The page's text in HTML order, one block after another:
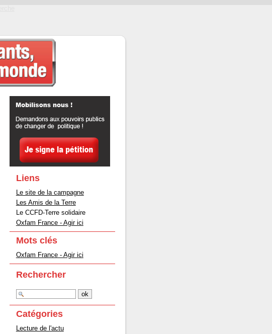
Liens
Le site de la campagne
Les Amis de la Terre
Le CCFD-Terre solidaire
Oxfam France - Agir ici
Mots clés
Oxfam France - Agir ici
Rechercher
Catégories
Lecture de l'actu